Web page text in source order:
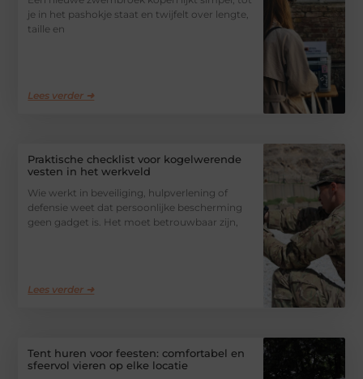
je in het pashokje staat en twijfelt over lengte,
taille en
Lees verder ➜
Praktische checklist voor kogelwerende
vesten in het werkveld
Wie werkt in beveiliging, hulpverlening of
defensie weet dat persoonlijke bescherming
geen gadget is. Het moet betrouwbaar zijn,
Lees verder ➜
Tent huren voor feesten: comfortabel en
sfeervol vieren op elke locatie